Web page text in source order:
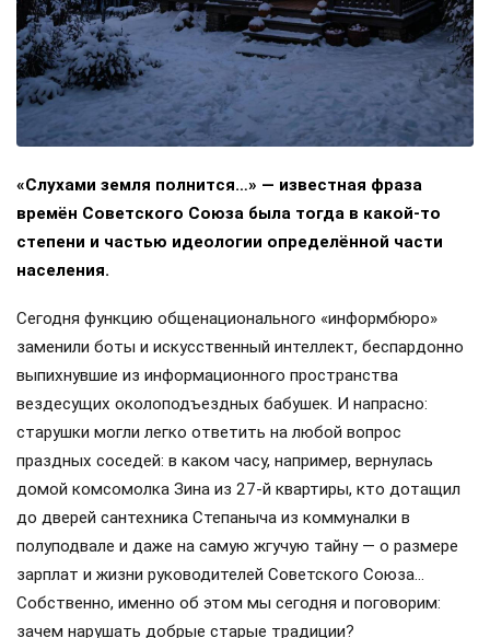
«Слухами земля полнится…» — известная фраза
времён Советского Союза была тогда в какой-то
степени и частью идеологии определённой части
населения.
Сегодня функцию общенационального «информбюро»
заменили боты и искусственный интеллект, беспардонно
выпихнувшие из информационного пространства
вездесущих околоподъездных бабушек. И напрасно:
старушки могли легко ответить на любой вопрос
праздных соседей: в каком часу, например, вернулась
домой комсомолка Зина из 27-й квартиры, кто дотащил
до дверей сантехника Степаныча из коммуналки в
полуподвале и даже на самую жгучую тайну — о размере
зарплат и жизни руководителей Советского Союза…
Собственно, именно об этом мы сегодня и поговорим:
зачем нарушать добрые старые традиции?